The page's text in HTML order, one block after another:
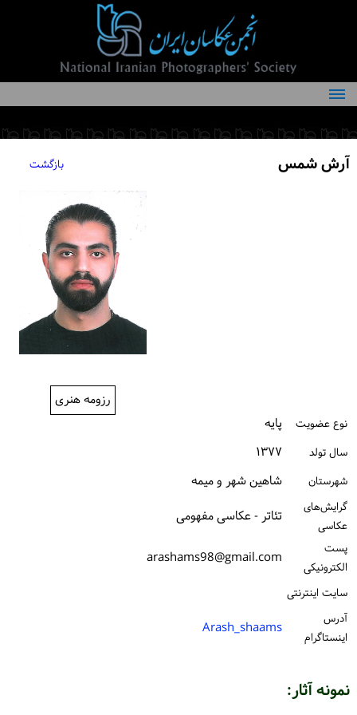
درباره انجمن
کمیته‌های انجمن
آرش شمس بازگشت
رزومه هنری
نوع عضویت پایه
سال تولد ۱۳۷۷
شهرستان شاهین شهر و میمه
گرایش‌های
عکاسی
تئاتر - عکاسی مفهومی
پست
الكترونیكی
arashams98@gmail.com
سایت اینترنتی
آدرس
اینستاگرام
Arash_shaams
نمونه آثار: